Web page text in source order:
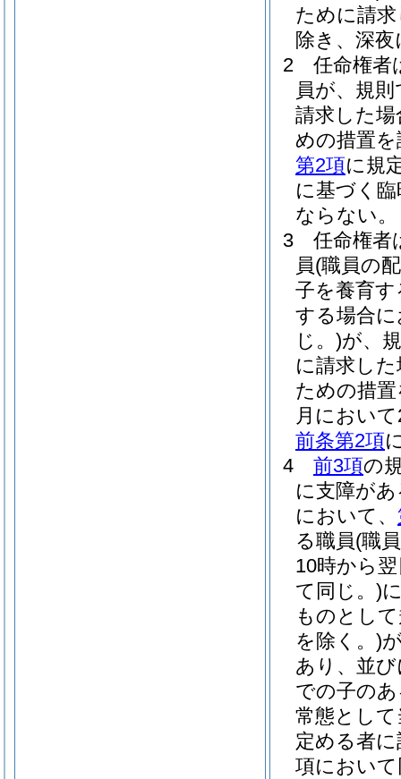
ために請
除き、深
2
任命権者
員が、規
請求した
めの措置
第2項に規
に基づく
ならない。
3
任命権者
員(職員の
子を養育
する場合
じ。)が、
に請求し
ための措
月におい
前条第2項
4
前3項の
に支障が
において、
る職員(職
10時から
て同じ。)
ものとし
を除く。)
あり、並
での子の
常態とし
定める者
項におい